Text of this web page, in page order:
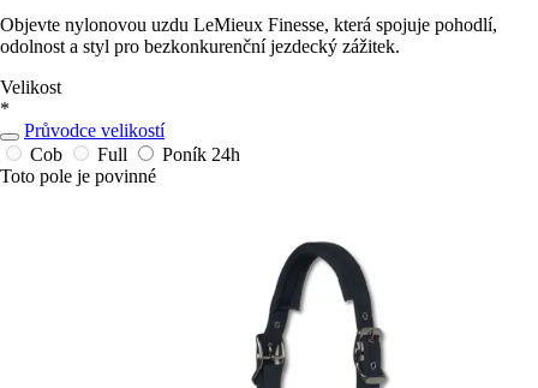
Objevte nylonovou uzdu LeMieux Finesse, která spojuje pohodlí,
odolnost a styl pro bezkonkurenční jezdecký zážitek.
Velikost
*
Průvodce velikostí
Cob
Full Poník 24h
Toto pole je povinné